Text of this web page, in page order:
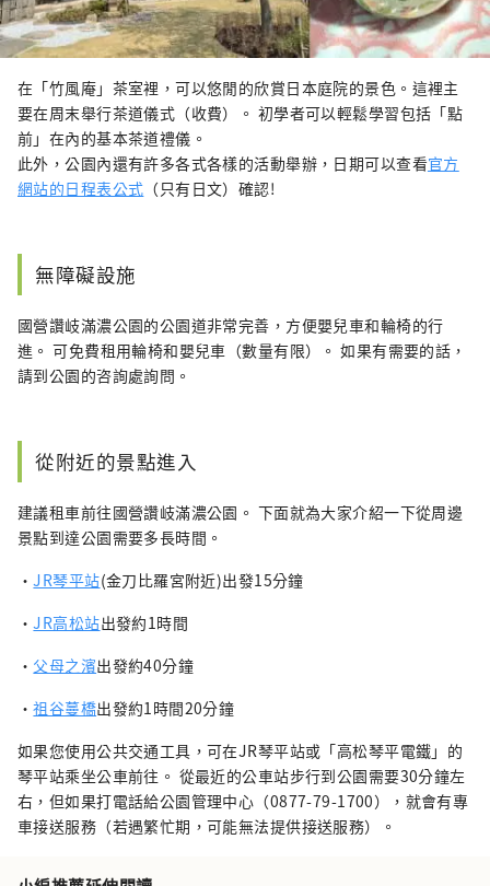
在「竹風庵」茶室裡，可以悠閒的欣賞日本庭院的景色。這裡主
要在周末舉行茶道儀式（收費）。 初學者可以輕鬆學習包括「點
前」在內的基本茶道禮儀。
此外，公園內還有許多各式各樣的活動舉辦，日期可以查看官方
網站的日程表公式 （只有日文）確認!
無障礙設施
國營讚岐滿濃公園的公園道非常完善，方便嬰兒車和輪椅的行
進。 可免費租用輪椅和嬰兒車（數量有限）。 如果有需要的話，
請到公園的咨詢處詢問。
從附近的景點進入
建議租車前往國營讚岐滿濃公園。 下面就為大家介紹一下從周邊
景點到達公園需要多長時間。
・JR琴平站(金刀比羅宮附近)出發15分鐘
・JR高松站出發約1時間
・ 父母之濱出發約40分鐘
・祖谷蔓橋出發約1時間20分鐘
如果您使用公共交通工具，可在JR琴平站或「高松琴平電鐵」的
琴平站乘坐公車前往。 從最近的公車站步行到公園需要30分鐘左
右，但如果打電話給公園管理中心（0877-79-1700），就會有專
車接送服務（若遇繁忙期，可能無法提供接送服務）。